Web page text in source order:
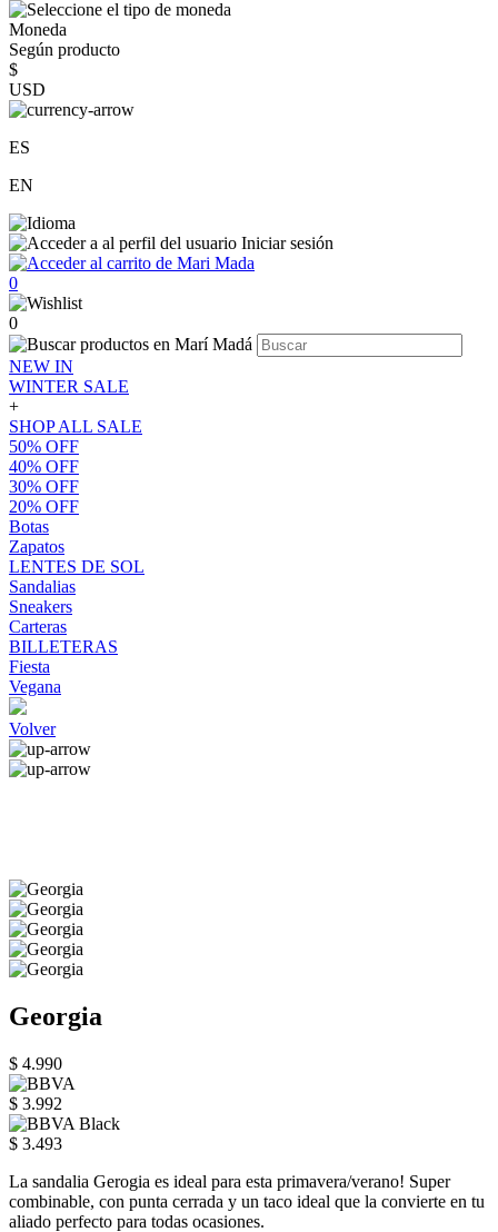
Moneda
Según producto
$
USD
ES
EN
Iniciar sesión
0
0
NEW IN
WINTER SALE
+
SHOP ALL SALE
50% OFF
40% OFF
30% OFF
20% OFF
Botas
Zapatos
LENTES DE SOL
Sandalias
Sneakers
Carteras
BILLETERAS
Fiesta
Vegana
Volver
Georgia
$ 4.990
$ 3.992
$ 3.493
La sandalia Gerogia es ideal para esta primavera/verano! Super
combinable, con punta cerrada y un taco ideal que la convierte en tu
aliado perfecto para todas ocasiones.